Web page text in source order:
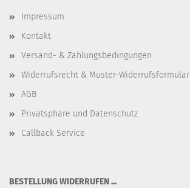
Impressum
Kontakt
Versand- & Zahlungsbedingungen
Widerrufsrecht & Muster-Widerrufsformular
AGB
Privatsphäre und Datenschutz
Callback Service
BESTELLUNG WIDERRUFEN ...